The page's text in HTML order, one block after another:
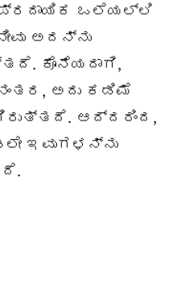
ಒಲೆಯಲ್ಲಿ
ಅದನ್ನು
ಕೊನೆಯದಾಗಿ,
ಅದು ಕಡಿಮೆ
ಆದ್ದರಿಂದ,
ಇವುಗಳನ್ನು